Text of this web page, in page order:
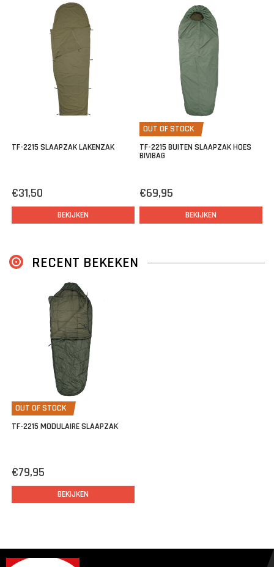
2215 buiten slaapzak hoes. Terwijl de Lakenzak de slaapzak
schoonhoud, beschermd de waterafstotende buitenhoes je tegen
regen en andere elementen.
De slaapzak heeft een mummy vorm zodat deze past bij alle
lichaamstypen. Wordt geleverd in een compressie-zak welke
handig is tijdens transport.
230cm (L) x 86cm (W)
H 44 cm x Ø 27 cm
TF-2215 SLAAPZAK LAKENZAK
€31,50
BEKIJKEN
OUT OF STOCK
TF-2215 BUITEN SLAAPZAK HOES
BIVIBAG
€69,95
BEKIJKEN
RECENT BEKEKEN
OUT OF STOCK
TF-2215 MODULAIRE SLAAPZAK
€79,95
BEKIJKEN